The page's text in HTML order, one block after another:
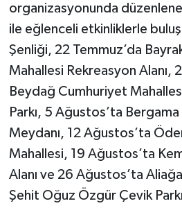
organizasyonunda
ile eğlenceli etkinliklerle
Şenliği, 22 Temmuz’da
Mahallesi Rekreasyon Alanı,
Beydağ Cumhuriyet
Parkı, 5 Ağustos’ta
Meydanı, 12 Ağustos’ta
Mahallesi, 19 Ağustos’ta
Alanı ve 26 Ağustos’ta
Şehit Oğuz Özgür Çevik